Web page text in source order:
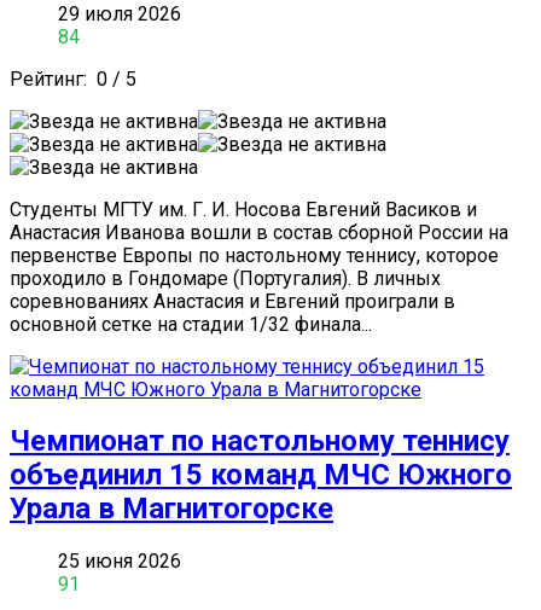
29 июля 2026
84
Рейтинг: 0 / 5
Студенты МГТУ им. Г. И. Носова Евгений Васиков и
Анастасия Иванова вошли в состав сборной России на
первенстве Европы по настольному теннису, которое
проходило в Гондомаре (Португалия). В личных
соревнованиях Анастасия и Евгений проиграли в
основной сетке на стадии 1/32 финала...
Чемпионат по настольному теннису
объединил 15 команд МЧС Южного
Урала в Магнитогорске
25 июня 2026
91